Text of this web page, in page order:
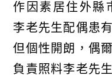
作因素居住外縣
李老先生配偶患
但個性開朗，偶
負責照料李老先